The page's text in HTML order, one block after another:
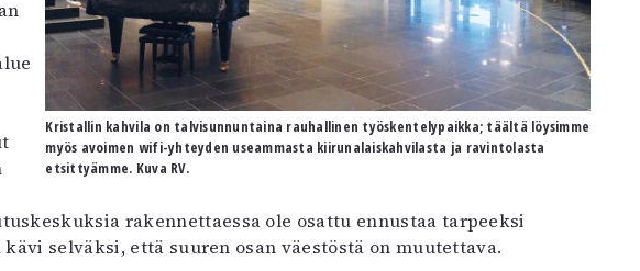
Kristallin kahvila on talvisunnuntaina rauhallinen työskentelypaikka; täältä löysimme
myös avoimen wifi-yhteyden useammasta kiirunalaiskahvilasta ja ravintolasta
etsittyämme. Kuva RV.
rakennettaessa ole osattu ennustaa tarpeeksi
selväksi, että suuren osan väestöstä on muutettava.